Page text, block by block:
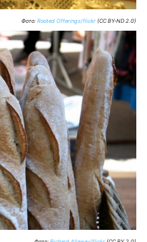
Фото: Rooted Offerings/flickr (CC BY-ND 2.0)